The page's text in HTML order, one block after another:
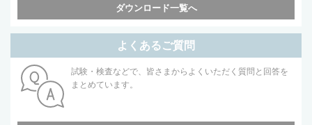
ダウンロード一覧へ
よくあるご質問
試験・検査などで、皆さまからよくいただく質問と回答を
まとめています。